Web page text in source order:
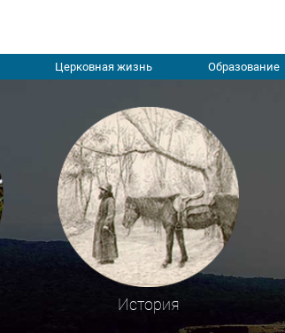
Церковная жизнь Образование
История